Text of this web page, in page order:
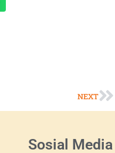
NEXT
Sosial Media